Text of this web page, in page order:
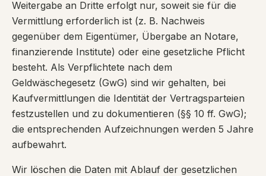
Weitergabe an Dritte erfolgt nur, soweit sie für die
Vermittlung erforderlich ist (z. B. Nachweis
gegenüber dem Eigentümer, Übergabe an Notare,
finanzierende Institute) oder eine gesetzliche Pflicht
besteht. Als Verpflichtete nach dem
Geldwäschegesetz (GwG) sind wir gehalten, bei
Kaufvermittlungen die Identität der Vertragsparteien
festzustellen und zu dokumentieren (§§ 10 ff. GwG);
die entsprechenden Aufzeichnungen werden 5 Jahre
aufbewahrt.
Wir löschen die Daten mit Ablauf der gesetzlichen